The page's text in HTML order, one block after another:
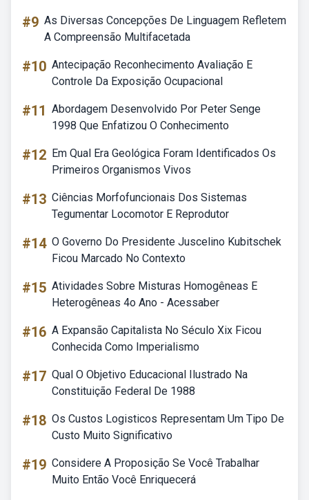
#9 As Diversas Concepções De Linguagem Refletem
A Compreensão Multifacetada
#10 Antecipação Reconhecimento Avaliação E
Controle Da Exposição Ocupacional
#11 Abordagem Desenvolvido Por Peter Senge
1998 Que Enfatizou O Conhecimento
#12 Em Qual Era Geológica Foram Identificados Os
Primeiros Organismos Vivos
#13 Ciências Morfofuncionais Dos Sistemas
Tegumentar Locomotor E Reprodutor
#14 O Governo Do Presidente Juscelino Kubitschek
Ficou Marcado No Contexto
#15 Atividades Sobre Misturas Homogêneas E
Heterogêneas 4o Ano - Acessaber
#16 A Expansão Capitalista No Século Xix Ficou
Conhecida Como Imperialismo
#17 Qual O Objetivo Educacional Ilustrado Na
Constituição Federal De 1988
#18 Os Custos Logisticos Representam Um Tipo De
Custo Muito Significativo
#19 Considere A Proposição Se Você Trabalhar
Muito Então Você Enriquecerá